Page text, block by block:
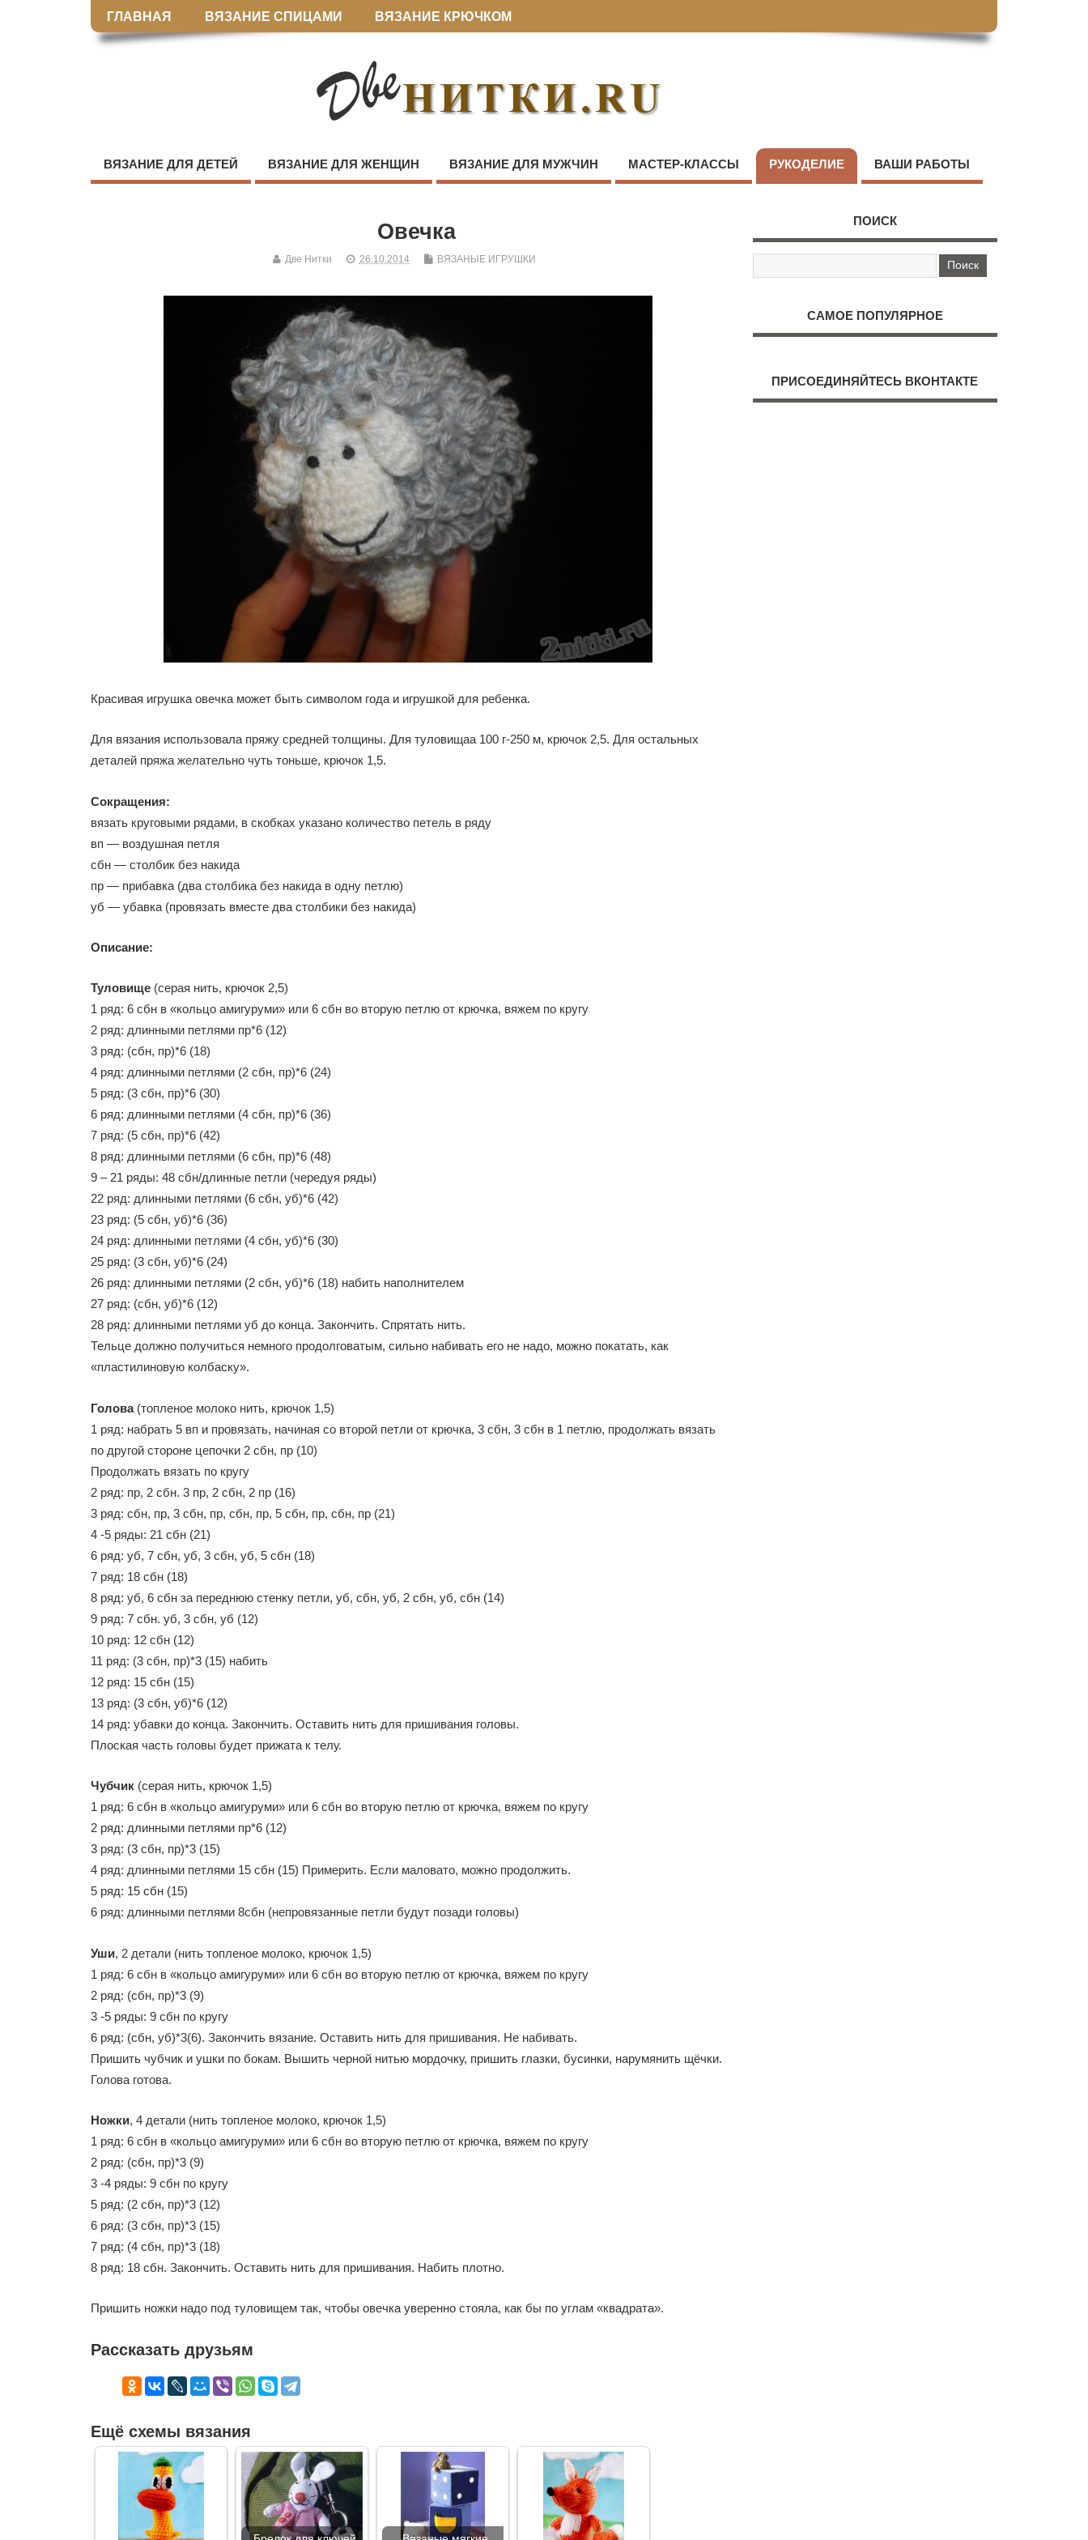
ГЛАВНАЯ ВЯЗАНИЕ СПИЦАМИ ВЯЗАНИЕ КРЮЧКОМ
ВЯЗАНИЕ ДЛЯ ДЕТЕЙ ВЯЗАНИЕ ДЛЯ ЖЕНЩИН ВЯЗАНИЕ ДЛЯ МУЖЧИН МАСТЕР-КЛАССЫ РУКОДЕЛИЕ ВАШИ РАБОТЫ
Овечка
Две Нитки 26.10.2014 ВЯЗАНЫЕ ИГРУШКИ
Красивая игрушка овечка может быть символом года и игрушкой для ребенка.
Для вязания использовала пряжу средней толщины. Для туловищаа 100 г-250 м, крючок 2,5. Для остальных
деталей пряжа желательно чуть тоньше, крючок 1,5.
Сокращения:
вязать круговыми рядами, в скобках указано количество петель в ряду
вп — воздушная петля
сбн — столбик без накида
пр — прибавка (два столбика без накида в одну петлю)
уб — убавка (провязать вместе два столбики без накида)
Описание:
Туловище (серая нить, крючок 2,5)
1 ряд: 6 сбн в «кольцо амигуруми» или 6 сбн во вторую петлю от крючка, вяжем по кругу
2 ряд: длинными петлями пр*6 (12)
3 ряд: (сбн, пр)*6 (18)
4 ряд: длинными петлями (2 сбн, пр)*6 (24)
5 ряд: (3 сбн, пр)*6 (30)
6 ряд: длинными петлями (4 сбн, пр)*6 (36)
7 ряд: (5 сбн, пр)*6 (42)
8 ряд: длинными петлями (6 сбн, пр)*6 (48)
9 – 21 ряды: 48 сбн/длинные петли (чередуя ряды)
22 ряд: длинными петлями (6 сбн, уб)*6 (42)
23 ряд: (5 сбн, уб)*6 (36)
24 ряд: длинными петлями (4 сбн, уб)*6 (30)
25 ряд: (3 сбн, уб)*6 (24)
26 ряд: длинными петлями (2 сбн, уб)*6 (18) набить наполнителем
27 ряд: (сбн, уб)*6 (12)
28 ряд: длинными петлями уб до конца. Закончить. Спрятать нить.
Тельце должно получиться немного продолговатым, сильно набивать его не надо, можно покатать, как
«пластилиновую колбаску».
Голова(топленое молоко нить, крючок 1,5)
1 ряд: набрать 5 вп и провязать, начиная со второй петли от крючка, 3 сбн, 3 сбн в 1 петлю, продолжать вязать
по другой стороне цепочки 2 сбн, пр (10)
Продолжать вязать по кругу
2 ряд: пр, 2 сбн. 3 пр, 2 сбн, 2 пр (16)
3 ряд: сбн, пр, 3 сбн, пр, сбн, пр, 5 сбн, пр, сбн, пр (21)
4 -5 ряды: 21 сбн (21)
6 ряд: уб, 7 сбн, уб, 3 сбн, уб, 5 сбн (18)
7 ряд: 18 сбн (18)
8 ряд: уб, 6 сбн за переднюю стенку петли, уб, сбн, уб, 2 сбн, уб, сбн (14)
9 ряд: 7 сбн. уб, 3 сбн, уб (12)
10 ряд: 12 сбн (12)
11 ряд: (3 сбн, пр)*3 (15) набить
12 ряд: 15 сбн (15)
13 ряд: (3 сбн, уб)*6 (12)
14 ряд: убавки до конца. Закончить. Оставить нить для пришивания головы.
Плоская часть головы будет прижата к телу.
Чубчик (серая нить, крючок 1,5)
1 ряд: 6 сбн в «кольцо амигуруми» или 6 сбн во вторую петлю от крючка, вяжем по кругу
2 ряд: длинными петлями пр*6 (12)
3 ряд: (3 сбн, пр)*3 (15)
4 ряд: длинными петлями 15 сбн (15) Примерить. Если маловато, можно продолжить.
5 ряд: 15 сбн (15)
6 ряд: длинными петлями 8сбн (непровязанные петли будут позади головы)
Уши, 2 детали (нить топленое молоко, крючок 1,5)
1 ряд: 6 сбн в «кольцо амигуруми» или 6 сбн во вторую петлю от крючка, вяжем по кругу
2 ряд: (сбн, пр)*3 (9)
3 -5 ряды: 9 сбн по кругу
6 ряд: (сбн, уб)*3(6). Закончить вязание. Оставить нить для пришивания. Не набивать.
Пришить чубчик и ушки по бокам. Вышить черной нитью мордочку, пришить глазки, бусинки, нарумянить щёчки.
Голова готова.
Ножки, 4 детали (нить топленое молоко, крючок 1,5)
1 ряд: 6 сбн в «кольцо амигуруми» или 6 сбн во вторую петлю от крючка, вяжем по кругу
2 ряд: (сбн, пр)*3 (9)
3 -4 ряды: 9 сбн по кругу
5 ряд: (2 сбн, пр)*3 (12)
6 ряд: (3 сбн, пр)*3 (15)
7 ряд: (4 сбн, пр)*3 (18)
8 ряд: 18 сбн. Закончить. Оставить нить для пришивания. Набить плотно.
Пришить ножки надо под туловищем так, чтобы овечка уверенно стояла, как бы по углам «квадрата».
Рассказать друзьям
Ещё схемы вязания
ПОИСК
САМОЕ ПОПУЛЯРНОЕ
ПРИСОЕДИНЯЙТЕСЬ ВКОНТАКТЕ